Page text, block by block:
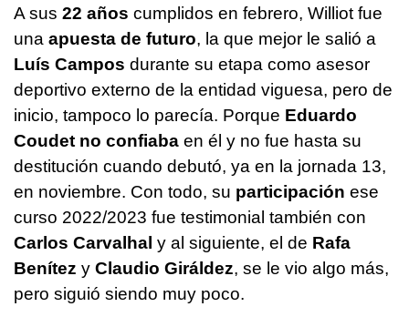
A sus 22 años cumplidos en febrero, Williot fue
una apuesta de futuro, la que mejor le salió a
Luís Campos durante su etapa como asesor
deportivo externo de la entidad viguesa, pero de
inicio, tampoco lo parecía. Porque Eduardo
Coudet no confiaba en él y no fue hasta su
destitución cuando debutó, ya en la jornada 13,
en noviembre. Con todo, su participación ese
curso 2022/2023 fue testimonial también con
Carlos Carvalhal y al siguiente, el de Rafa
Benítez y Claudio Giráldez, se le vio algo más,
pero siguió siendo muy poco.